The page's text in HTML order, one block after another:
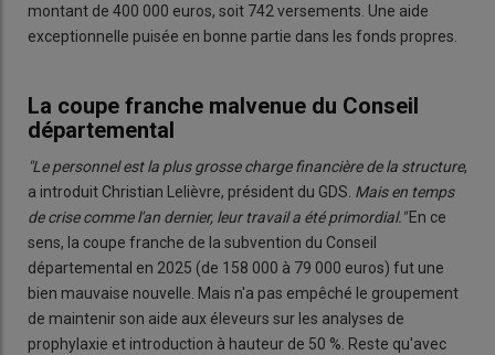
montant de 400 000 euros, soit 742 versements. Une aide
exceptionnelle puisée en bonne partie dans les fonds propres.
La coupe franche malvenue du Conseil
départemental
"Le personnel est la plus grosse charge financière de la structure,
a introduit Christian Lelièvre, président du GDS. Mais en temps
de crise comme l'an dernier, leur travail a été primordial."En ce
sens, la coupe franche de la subvention du Conseil
départemental en 2025 (de 158 000 à 79 000 euros) fut une
bien mauvaise nouvelle. Mais n'a pas empêché le groupement
de maintenir son aide aux éleveurs sur les analyses de
prophylaxie et introduction à hauteur de 50 %. Reste qu'avec